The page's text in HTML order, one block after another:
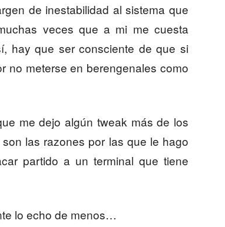
de inestabilidad al sistema que
veces que a mi me cuesta
hay que ser consciente de que si
no meterse en berengenales como
me dejo algún tweak más de los
las razones por las que le hago
partido a un terminal que tiene
lo echo de menos…